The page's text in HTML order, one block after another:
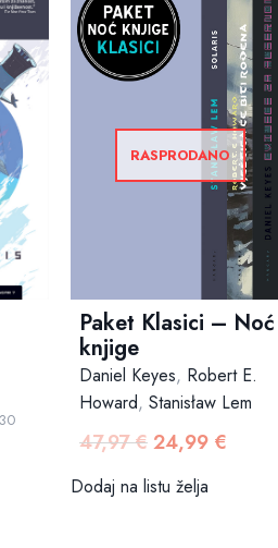
RASPRODANO
Paket Klasici – Noć
knjige
Daniel Keyes, Robert E.
Howard, Stanisław Lem
47,97€ Izvorna
bila
24,99 €Trenutna
Dodaj na listu želja